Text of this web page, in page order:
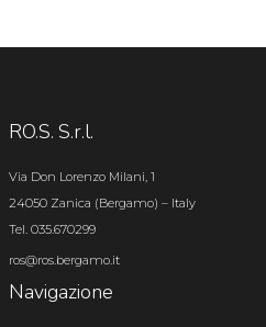
RO.S. S.r.l.
Via Don Lorenzo Milani, 1
24050 Zanica (Bergamo) – Italy
Tel. 035.670299
ros@ros.bergamo.it
Navigazione